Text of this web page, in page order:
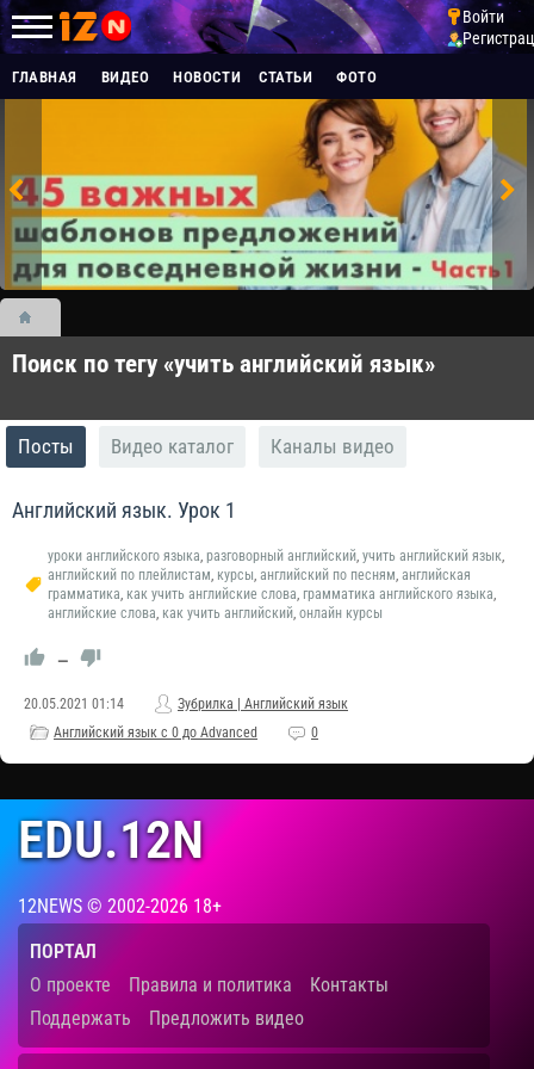
Войти
ГЛАВНАЯ ВИДЕО НОВОСТИ СТАТЬИ ФОТО
Поиск по тегу «учить английский язык»
Посты Видео каталог Каналы видео
Английский язык. Урок 1
уроки английского языка, разговорный английский, учить английский язык,
английский по плейлистам, курсы, английский по песням, английская
грамматика, как учить английские слова, грамматика английского языка,
английские слова, как учить английский, онлайн курсы
—
20.05.2021 01:14
Зубрилка | Английский язык
Английский язык с 0 до Advanced
0
EDU.12N
12NEWS © 2002-2026 18+
ПОРТАЛ
О проекте
Правила и политика
Контакты
Поддержать
Предложить видео